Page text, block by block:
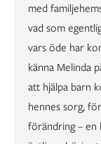
med
vad som
vars öde har
känna Melinda
att hjälpa barn
hennes sorg,
förändring – en